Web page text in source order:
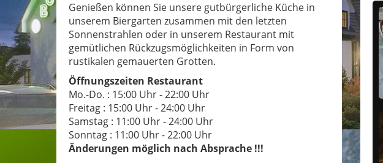
Genießen können Sie unsere gutbürgerliche Küche in
unserem Biergarten zusammen mit den letzten
Sonnenstrahlen oder in unserem Restaurant mit
gemütlichen Rückzugsmöglichkeiten in Form von
rustikalen gemauerten Grotten.
Öffnungszeiten Restaurant
Mo.-Do. : 15:00 Uhr - 22:00 Uhr
Freitag : 15:00 Uhr - 24:00 Uhr
Samstag : 11:00 Uhr - 24:00 Uhr
Sonntag : 11:00 Uhr - 22:00 Uhr
Änderungen möglich nach Absprache !!!